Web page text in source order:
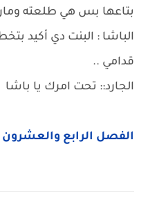
بتاعها بس هي طلعته
الباشا : البنت دي أكيد
قدامي ..
الجارد:: تحت امرك يا باشا
الفصل الرابع